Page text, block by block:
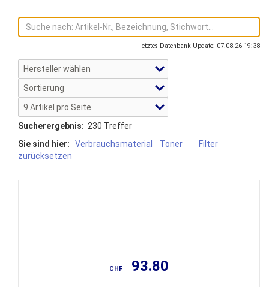
letztes Datenbank-Update: 07.08.26 19:38
Sucherergebnis: 230 Treffer
Sie sind hier:
Verbrauchsmaterial Toner
Filter
zurücksetzen
CHF 93.80